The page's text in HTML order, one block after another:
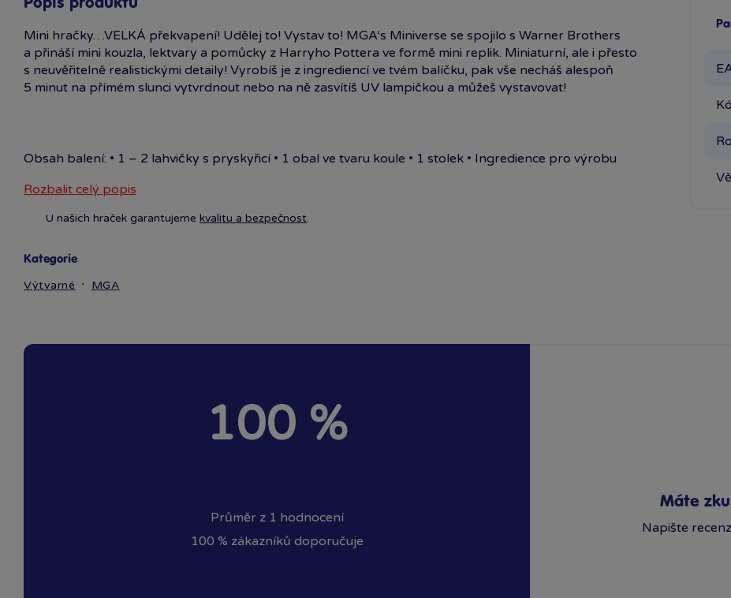
Popis produktu
Mini hračky…VELKÁ překvapení! Udělej to! Vystav to! MGA‘s Miniverse se spojilo s Warner Brothers
a přináší mini kouzla, lektvary a pomůcky z Harryho Pottera ve formě mini replik. Miniaturní, ale i přesto
s neuvěřitelně realistickými detaily! Vyrobíš je z ingrediencí ve tvém balíčku, pak vše necháš alespoň
5 minut na přímém slunci vytvrdnout nebo na ně zasvítíš UV lampičkou a můžeš vystavovat!
Obsah balení: • 1 – 2 lahvičky s pryskyřicí • 1 obal ve tvaru koule • 1 stolek • Ingredience pro výrobu
Rozbalit celý popis
U našich hraček garantujemekvalitu a bezpečnost.
Kategorie
Výtvarné MGA
100 %
Průměr z 1 hodnocení
100 % zákazníků doporučuje
Máte
Napište